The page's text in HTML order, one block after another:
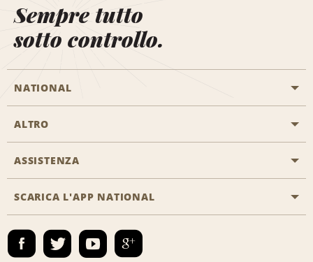
Sempre tutto
sotto controllo.
NATIONAL
Inizia una prenotazione
Programmi business
Emerald Club Accedi
ALTRO
Offerte di lavoro
ASSISTENZA
Accessibilità
Contatti
SCARICA L'APP NATIONAL